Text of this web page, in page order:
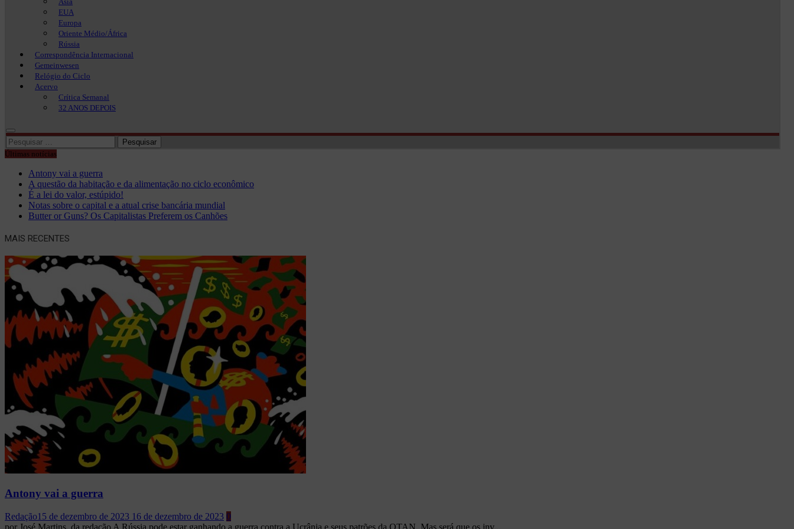
EUA
Europa
Oriente Médio/África
Rússia
Correspondência Internacional
Gemeinwesen
Relógio do Ciclo
Acervo
Crítica Semanal
32 ANOS DEPOIS
Pesquisar
por:
Últimas notícias
Antony vai a guerra
A questão da habitação e da alimentação no ciclo econômico
É a lei do valor, estúpido!
Notas sobre o capital e a atual crise bancária mundial
Butter or Guns? Os Capitalistas Preferem os Canhões
MAIS RECENTES
Antony vai a guerra
Redação15 de dezembro de 2023 16 de dezembro de 2023 0
por José Martins, da redação A Rússia pode estar ganhando a guerra contra a Ucrânia e seus patrões da OTAN. Mas será que os inv...